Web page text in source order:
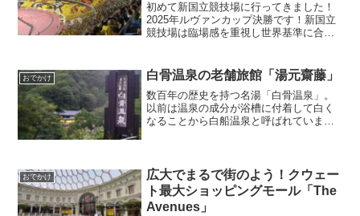
初めて新国立競技場に行ってきました！
2025年ルヴァンカップ決勝です！新国立
競技場は臨場感を重視し世界基準に合わ
場感が向上していており大変楽しむこと
ができました！
おでかけ 白骨温泉の老舗旅館「湯元齋藤」
数百年の歴史を持つ名湯「白骨温泉」。
以前は温泉の成分が浴槽に付着して白く
なることから白船温泉と呼ばれていまし
に泊まってきました！
おでかけ
広大でまるで街のよう！クウェー
ト最大ショッピングモール「The
Avenues」